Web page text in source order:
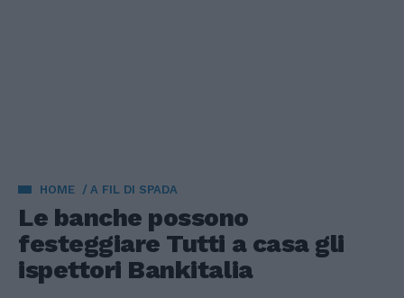
HOME A FIL DI SPADA
Le banche possono
festeggiare Tutti a casa gli
ispettori Bankitalia